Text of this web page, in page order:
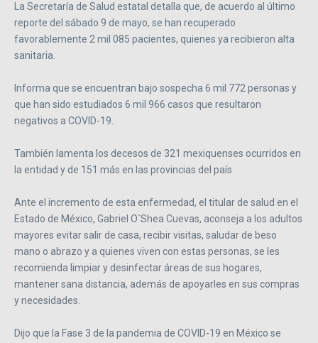
La Secretaría de Salud estatal detalla que, de acuerdo al último
reporte del sábado 9 de mayo, se han recuperado
favorablemente 2 mil 085 pacientes, quienes ya recibieron alta
sanitaria.
Informa que se encuentran bajo sospecha 6 mil 772 personas y
que han sido estudiados 6 mil 966 casos que resultaron
negativos a COVID-19.
También lamenta los decesos de 321 mexiquenses ocurridos en
la entidad y de 151 más en las provincias del país
Ante el incremento de esta enfermedad, el titular de salud en el
Estado de México, Gabriel O`Shea Cuevas, aconseja a los adultos
mayores evitar salir de casa, recibir visitas, saludar de beso
mano o abrazo y a quienes viven con estas personas, se les
recomienda limpiar y desinfectar áreas de sus hogares,
mantener sana distancia, además de apoyarles en sus compras
y necesidades.
Dijo que la Fase 3 de la pandemia de COVID-19 en México se